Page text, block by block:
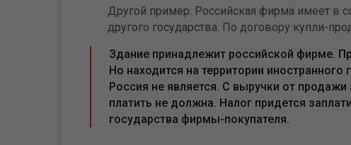
Другой пример. Российская фирма имеет в
другого государства. По договору купли-
Здание принадлежит российской фирме.
Но находится на территории
Россия не является. С выручки от
платить не должна. Налог придется
государства фирмы-покупателя.